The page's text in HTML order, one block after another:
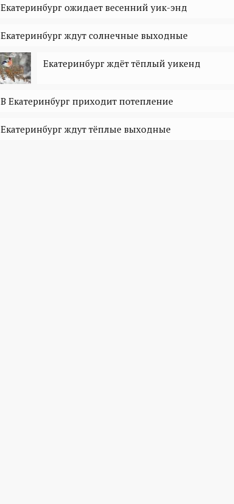
Екатеринбург ожидает весенний уик-энд
Екатеринбург ждут солнечные выходные
Екатеринбург ждёт тёплый уикенд
В Екатеринбург приходит потепление
Екатеринбург ждут тёплые выходные